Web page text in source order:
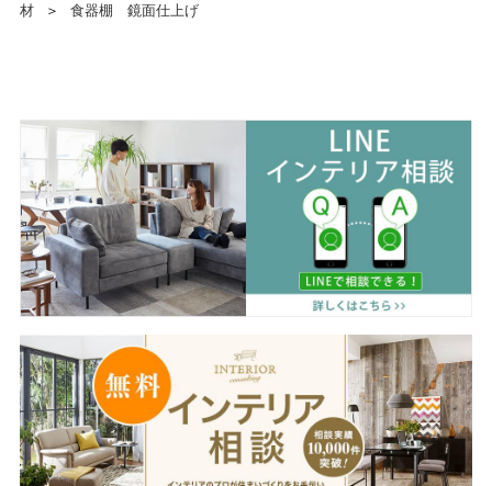
材
＞ 食器棚 鏡面仕上げ